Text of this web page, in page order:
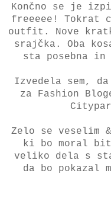
Končno se je
freeeee! Tokrat
outfit. Nove
srajčka. Oba
sta posebna in
Izvedela sem,
za Fashion
Zelo se veselim
ki bo moral
veliko dela s
da bo